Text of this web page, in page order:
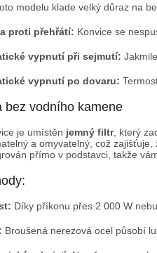
modelu klade velký důraz na
proti přehřátí: Konvice se
vypnutí při sejmutí:
vypnutí po dovaru:
bez vodního kamene
je umístěn jemný filtr, který
a omyvatelný, což
přímo v podstavci, takže
Díky příkonu přes 2 000 W
Broušená nerezová ocel působí